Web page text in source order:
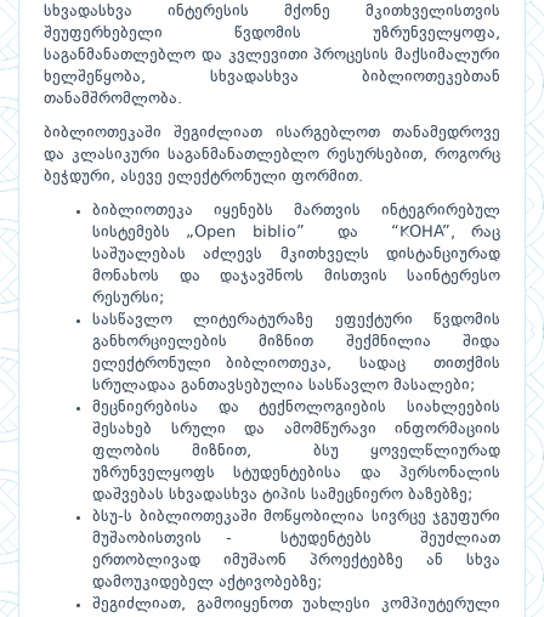
სხვადასხვა ინტერესის მქონე მკითხველისთვის
შეუფერხებელი წვდომის უზრუნველყოფა,
საგანმანათლებლო და კვლევითი პროცესის მაქსიმალური
ხელშეწყობა, სხვადასხვა ბიბლიოთეკებთან
თანამშრომლობა.
ბიბლიოთეკაში შეგიძლიათ ისარგებლოთ თანამედროვე
და კლასიკური საგანმანათლებლო რესურსებით, როგორც
ბეჭდური, ასევე ელექტრონული ფორმით.
ბიბლიოთეკა იყენებს მართვის ინტეგრირებულ
სისტემებს „Open biblio” და “KOHA”, რაც
საშუალებას აძლევს მკითხველს დისტანციურად
მონახოს და დაჯავშნოს მისთვის საინტერესო
რესურსი;
სასწავლო ლიტერატურაზე ეფექტური წვდომის
განხორციელების მიზნით შექმნილია შიდა
ელექტრონული ბიბლიოთეკა, სადაც თითქმის
სრულადაა განთავსებულია სასწავლო მასალები;
მეცნიერებისა და ტექნოლოგიების სიახლეების
შესახებ სრული და ამომწურავი ინფორმაციის
ფლობის მიზნით, ბსუ ყოველწლიურად
უზრუნველყოფს სტუდენტებისა და პერსონალის
დაშვებას სხვადასხვა ტიპის სამეცნიერო ბაზებზე;
ბსუ-ს ბიბლიოთეკაში მოწყობილია სივრცე ჯგუფური
მუშაობისთვის - სტუდენტებს შეუძლიათ
ერთობლივად იმუშაონ პროექტებზე ან სხვა
დამოუკიდებელ აქტივობებზე;
შეგიძლიათ, გამოიყენოთ უახლესი კომპიუტერული